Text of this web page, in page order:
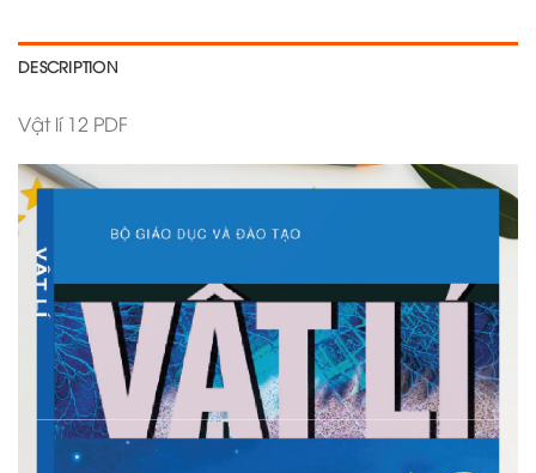
DESCRIPTION
Vật lí 12 PDF